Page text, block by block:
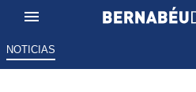
NOTICIAS